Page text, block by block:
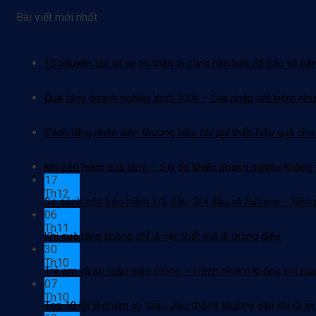
Bài viết mới nhất
10 nguyên tắc lái xe an toàn ai cũng nên biết để bảo vệ
Quà tặng doanh nghiệp dưới 100k – Giải pháp tiết kiệm
Cách tăng nhận diện thương hiệu chi phí thấp hiệu quả
Mũ bảo hiểm quà tặng – 5 lý do khiến doanh nghiệp không
17
Th12
So sánh nón bảo hiểm 1/2 đầu, 3/4 đầu và fullface – Nên
06
Th11
Khi quà tặng không chỉ là vật chất mà là thông điệp
30
Th10
Trẻ em và an toàn giao thông – Trách nhiệm không chỉ
07
Th10
Top 10 lỗi vi phạm an toàn giao thông thường gặp khi đi